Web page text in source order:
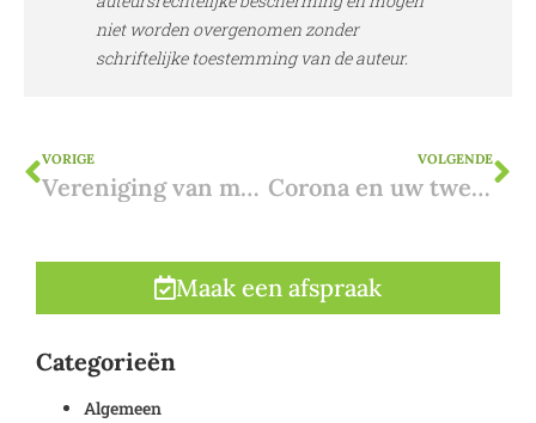
niet worden overgenomen zonder
schriftelijke toestemming van de auteur.
VORIGE
Vereniging van mede-eigenaars in Spanje: een formaliteit of toch belangrijk?
VOLGENDE
Corona en uw tweede verblijf in Spanje: gratis advies
Maak een afspraak
Categorieën
Algemeen